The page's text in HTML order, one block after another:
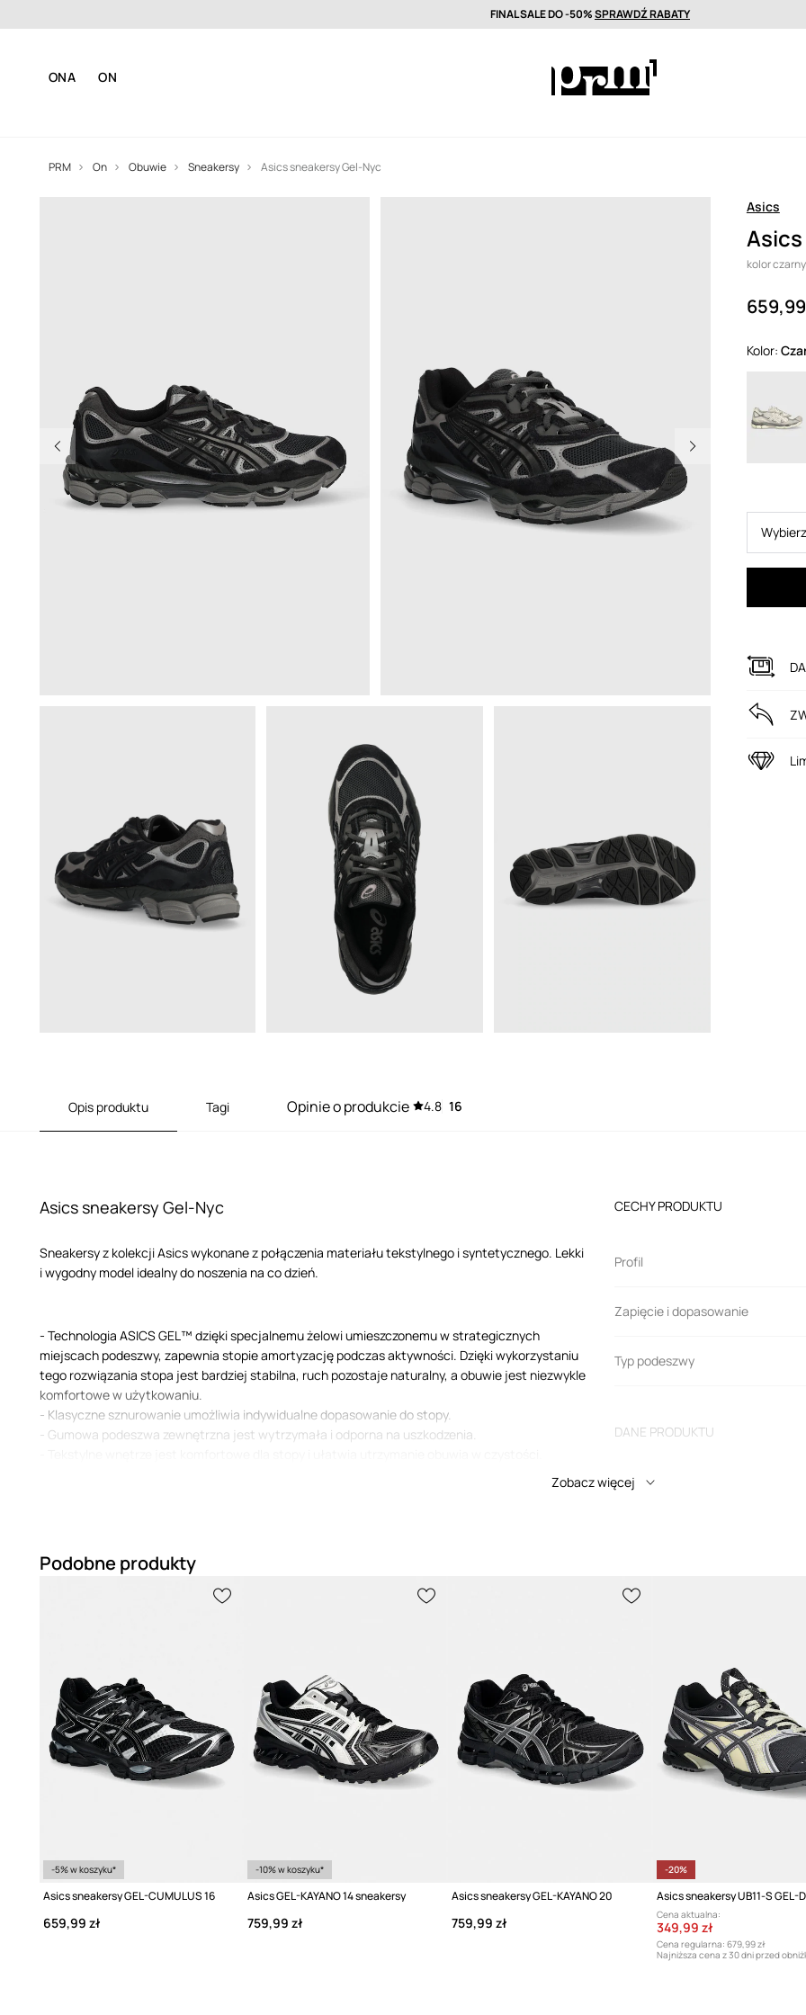
Wyselekcjonowane marki premium >
FINAL SALE DO -50%SPRAWDŹ RABATY
ONA ON
PRM On Obuwie Sneakersy Asics sneakersy Gel-Nyc
Asics
kolor
Kolor:
Opis produktu Tagi Opinie o produkcie 4.8 16
Asics sneakersy Gel-Nyc
Sneakersy z kolekcji Asics wykonane z połączenia materiału tekstylnego i syntetycznego. Lekki
i wygodny model idealny do noszenia na co dzień.
- Technologia ASICS GEL™ dzięki specjalnemu żelowi umieszczonemu w strategicznych
miejscach podeszwy, zapewnia stopie amortyzację podczas aktywności. Dzięki wykorzystaniu
tego rozwiązania stopa jest bardziej stabilna, ruch pozostaje naturalny, a obuwie jest niezwykle
komfortowe w użytkowaniu.
- Klasyczne sznurowanie umożliwia indywidualne dopasowanie do stopy.
- Gumowa podeszwa zewnętrzna jest wytrzymała i odporna na uszkodzenia.
CECHY PRODUKTU
Profil
Zapięcie i dopasowanie
Typ podeszwy
DANE PRODUKTU
Kod producenta
Kolor
ID Produktu
Zobacz więcej
Podobne produkty
-5% w koszyku*
Asics sneakersy GEL-CUMULUS 16
659,99 zł
-10% w koszyku*
Asics GEL-KAYANO 14 sneakersy
759,99 zł
Asics sneakersy GEL-KAYANO 20
759,99 zł
-20%
Cena aktualna:
349,99 zł
Cena regularna: 679,99 zł
Najniższa cena z 30 dni przed
441,99 zł